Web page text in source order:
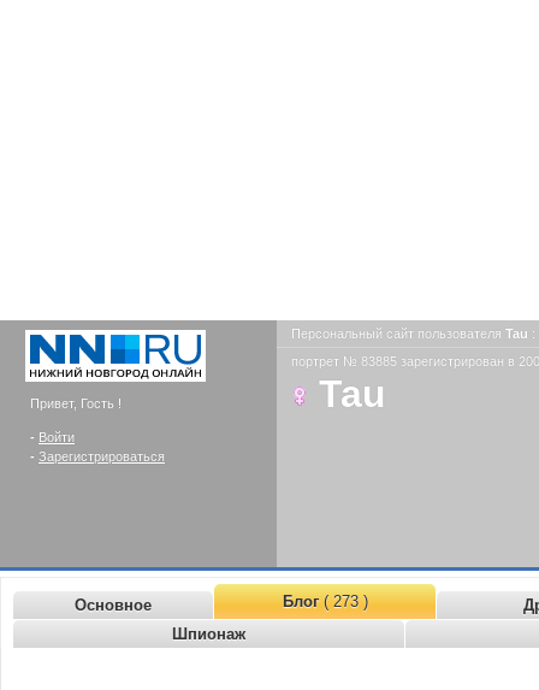
Привет, Гость !
- Войти
- Зарегистрироваться
Персональный сайт пользователя Tau :
портрет № 83885 зарегистрирован в
Tau
Основное Блог( 273 )
Шпионаж